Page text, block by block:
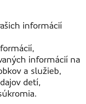
informácií
informácií na
a služieb,
detí,